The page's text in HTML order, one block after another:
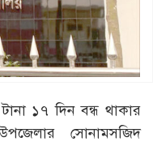
টানা ১৭ দিন বন্ধ থাকার
সোনামসজিদ